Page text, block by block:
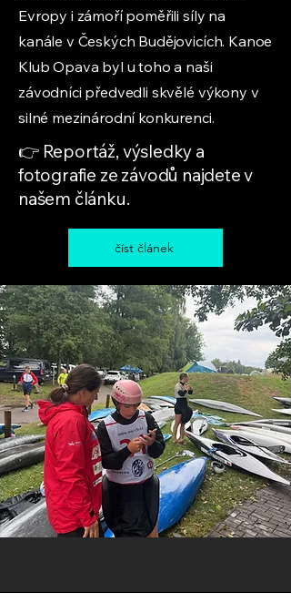
Evropy i zámoří poměřili síly na
kanále v Českých Budějovicích. Kanoe
Klub Opava byl u toho a naši
závodníci předvedli skvělé výkony v
silné mezinárodní konkurenci.
👉 Reportáž, výsledky a
fotografie ze závodů najdete v
našem článku.
číst článek